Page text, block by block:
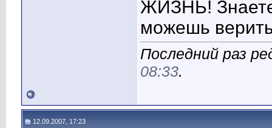
ЖИЗНЬ!
можешь
Последний раз
08:33.
12.09.2007, 17:23